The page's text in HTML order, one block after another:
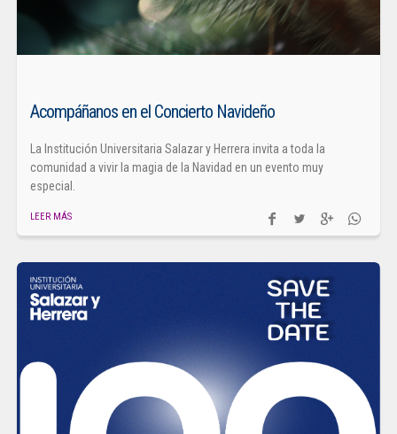
Acompáñanos en el Concierto Navideño
La Institución Universitaria Salazar y Herrera invita a toda la
comunidad a vivir la magia de la Navidad en un evento muy
especial.
LEER MÁS